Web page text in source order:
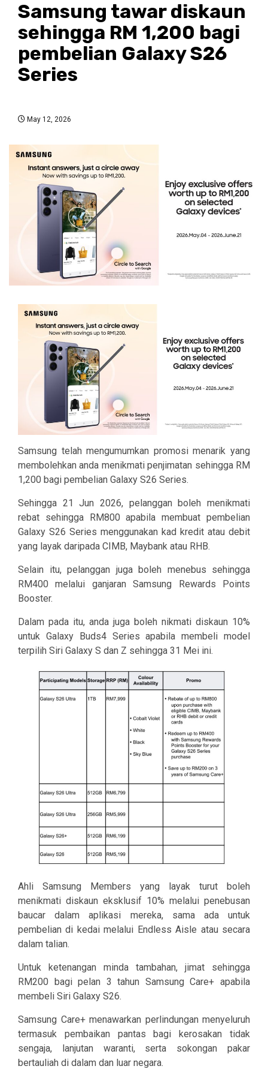
Samsung tawar diskaun
sehingga RM 1,200 bagi
pembelian Galaxy S26
Series
May 12, 2026
Samsung telah mengumumkan promosi menarik yang
membolehkan anda menikmati penjimatan sehingga RM
1,200 bagi pembelian Galaxy S26 Series.
Sehingga 21 Jun 2026, pelanggan boleh menikmati
rebat sehingga RM800 apabila membuat pembelian
Galaxy S26 Series menggunakan kad kredit atau debit
yang layak daripada CIMB, Maybank atau RHB.
Selain itu, pelanggan juga boleh menebus sehingga
RM400 melalui ganjaran Samsung Rewards Points
Booster.
Dalam pada itu, anda juga boleh nikmati diskaun 10%
untuk Galaxy Buds4 Series apabila membeli model
terpilih Siri Galaxy S dan Z sehingga 31 Mei ini.
Ahli Samsung Members yang layak turut boleh
menikmati diskaun eksklusif 10% melalui penebusan
baucar dalam aplikasi mereka, sama ada untuk
pembelian di kedai melalui Endless Aisle atau secara
dalam talian.
Untuk ketenangan minda tambahan, jimat sehingga
RM200 bagi pelan 3 tahun Samsung Care+ apabila
membeli Siri Galaxy S26.
Samsung Care+ menawarkan perlindungan menyeluruh
termasuk pembaikan pantas bagi kerosakan tidak
sengaja, lanjutan waranti, serta sokongan pakar
bertauliah di dalam dan luar negara.